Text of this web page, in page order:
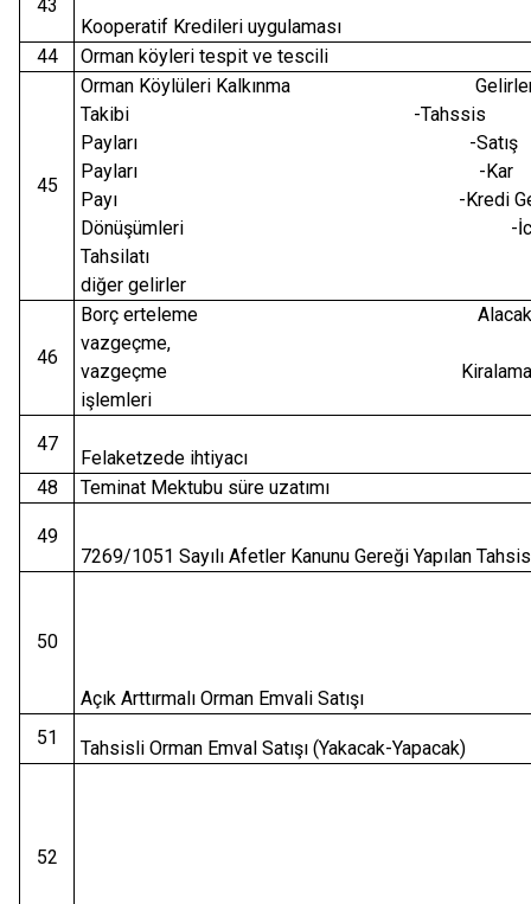
43
Kooperatif Kredileri uygulaması
44
Orman köyleri tespit ve tescili
45
Orman Köylüleri Kalkınma
Takibi -Tahssis
Payları -Satış
Payları -Kar
Payı -Kredi
Dönüşümleri -
Tahsilatı -Faiz
diğer gelirler
46
Borç erteleme
vazgeçme,
vazgeçme Kiralama/
işlemleri
47
Felaketzede ihtiyacı
48
Teminat Mektubu süre uzatımı
49
7269/1051 Sayılı Afetler Kanunu Gereği Yapılan
50
Açık Arttırmalı Orman Emvali Satışı
51
Tahsisli Orman Emval Satışı (Yakacak-Yapacak)
52